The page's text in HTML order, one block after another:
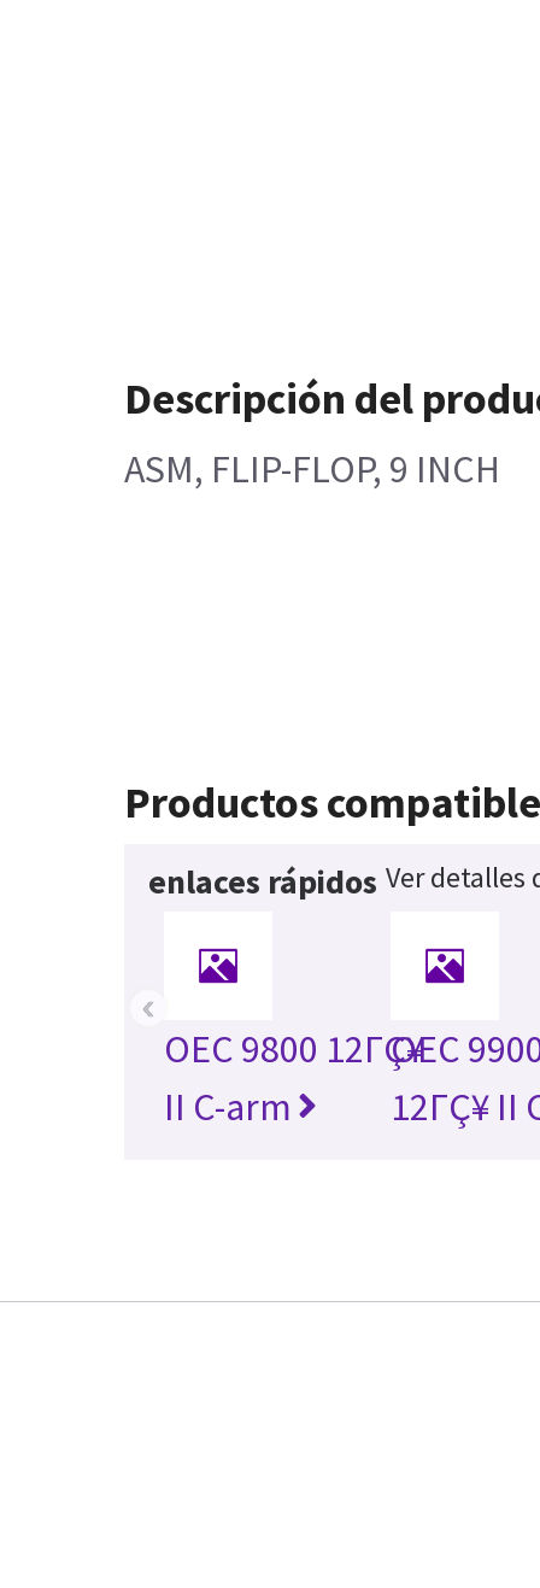
Descripción del
ASM, FLIP-FLOP, 9 INCH
Productos
enlaces rápidos Ver detalles
OEC 9800 12ΓÇ¥
II C-arm
OEC
12ΓÇ¥ II
‹